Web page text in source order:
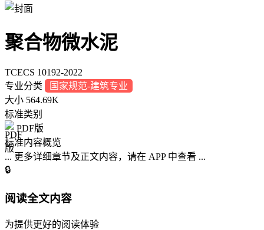
聚合物微水泥
TCECS 10192-2022
专业分类
国家规范-建筑专业
大小 564.69K
标准类别
PDF版
标准内容概览
... 更多详细章节及正文内容，请在 APP 中查看 ...
🔒
阅读全文内容
为提供更好的阅读体验